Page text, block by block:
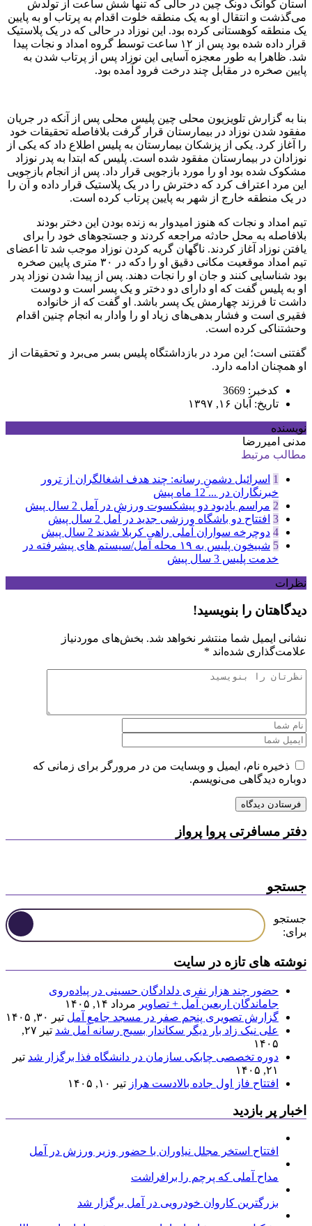
استان گوآنگ دونگ چین در حالی که تنها شش ساعت از تولدش
می‌گذشت و انتقال او به یک منطقه خلوت اقدام به پرتاب او به پایین
یک منطقه کوهستانی کرده بود. این نوزاد در حالی که در یک پلاستیک
قرار داده شده بود پس از ۱۲ ساعت توسط گروه امداد و نجات پیدا
شد. ظاهرا به طور معجزه آسایی این نوزاد پس از پرتاب شدن به
پایین صخره در مقابل چند درخت فرود آمده بود.
بنا به گزارش تلویزیون محلی چین پلیس محلی پس از آنکه در جریان
مفقود شدن نوزاد در بیمارستان قرار گرفت بلافاصله تحقیقات خود
را آغاز کرد. یکی از پزشکان بیمارستان به پلیس اطلاع داد که یکی از
نوزادان در بیمارستان مفقود شده است. پلیس که ابتدا به پدر نوزاد
مشکوک شده بود او را مورد بازجویی قرار داد. پس از انجام بازجویی
این مرد اعتراف کرد که دخترش را در یک پلاستیک قرار داده و آن را
در یک منطقه خارج از شهر به پایین پرتاب کرده است.
تیم امداد و نجات که هنوز امیدوار به زنده بودن این دختر بودند
بلافاصله به محل حادثه مراجعه کردند و جستجو‌های خود را برای
یافتن نوزاد آغاز کردند. ناگهان گریه کردن نوزاد موجب شد تا اعضای
تیم امداد موقعیت مکانی دقیق او را دکه در ۳۰ متری پایین صخره
بود شناسایی کنند و جان او را نجات دهند. پس از پیدا شدن نوزاد پدر
او به پلیس گفت که او دارای دو دختر و یک پسر است و دوست
داشت تا فرزند چهارمش یک پسر باشد. او گفت که از خانواده
فقیری است و فشار بدهی‌های زیاد او را وادار به انجام چنین اقدام
وحشتناکی کرده است.
گفتنی است؛ این مرد در بازداشتگاه پلیس بسر می‌برد و تحقیقات از
او همچنان ادامه دارد.
کدخبر: 3669
تاریخ: آبان ۱۶, ۱۳۹۷
نویسنده
مدنی امیررضا
مطالب مرتبط
1 اسرائیل دشمنِ رسانه: چند هدف اشغالگران از ترور
خبرنگاران در ... 12 ماه پیش
2 مراسم یادبود دو پیشکسوت ورزش در آمل 2 سال پیش
3 افتتاح دو باشگاه ورزشی جدید در آمل 2 سال پیش
4 دوچرخه سواران آملی راهی کربلا شدند 2 سال پیش
5
شبیخون پلیس به ۱۹ محله آمل/سیستم های پیشرفته در
خدمت پلیس 3 سال پیش
نظرات
دیدگاهتان را بنویسید!
نشانی ایمیل شما منتشر نخواهد شد. بخش‌های موردنیاز
علامت‌گذاری شده‌اند *
ذخیره نام، ایمیل و وبسایت من در مرورگر برای زمانی که
دوباره دیدگاهی می‌نویسم.
دفتر مسافرتی پروا پرواز
جستجو
جستجو
برای:
نوشته های تازه در سایت
حضور چند هزار نفری دلدادگان حسینی در پیاده‌روی
جاماندگان اربعین آمل + تصاویر مرداد ۱۴, ۱۴۰۵
گزارش تصویری پنجم صفر در مسجد جامع آمل تیر ۳۰, ۱۴۰۵
علی نیک زاد بار دیگر سکاندار بسیج رسانه آمل شد
تیر ۲۷,
۱۴۰۵
دوره تخصصی چابکی سازمان در دانشگاه فذا برگزار شد تیر
۲۱, ۱۴۰۵
افتتاح فاز اول جاده بالادست هراز تیر ۱۰, ۱۴۰۵
اخبار پر بازدید
افتتاح استخر مجلل نیاوران با حضور وزیر ورزش در آمل
مداح آملی که پرچم را برافراشت
بزرگترین کاروان خودرویی در آمل برگزار شد